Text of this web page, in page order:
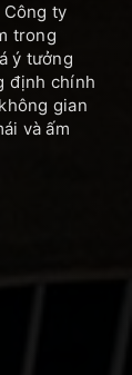
ty
trong
ý tưởng
định chính
gian
và ấm